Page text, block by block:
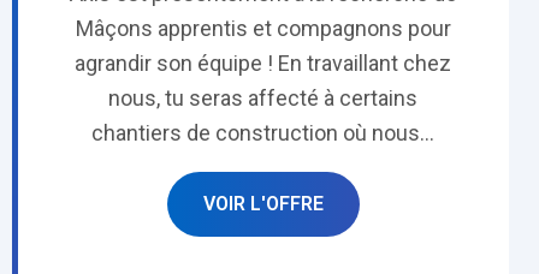
Mâçons apprentis et compagnons pour
agrandir son équipe ! En travaillant chez
nous, tu seras affecté à certains
chantiers de construction où nous...
VOIR L'OFFRE